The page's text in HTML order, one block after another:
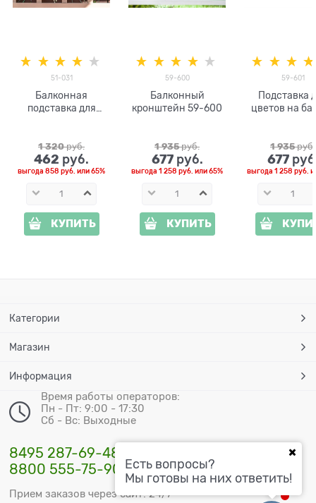
51-031
Балконная
подставка для
1 320 руб.
462 руб.
выгода 858 руб. или65%
КУПИТЬ
59-600
Балконный
кронштейн 59-600
1 935 руб.
677 руб.
выгода 1 258 руб. или65%
КУПИТЬ
59-601
Подставка
цветов на
1 935 руб.
677
выгода 1 258 руб.
Категории
Магазин
Информация
Время работы операторов:
Пн - Пт: 9:00 - 17:30
Сб - Вс: Выходные
8495 287-69-48
8800 555-75-90
Прием заказов через сайт: 24/7
Есть вопросы?
Мы готовы на них ответить!